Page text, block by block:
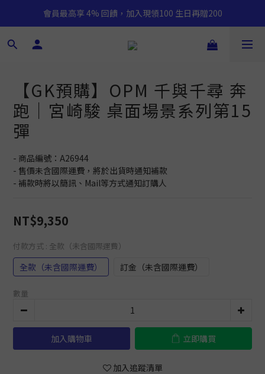
會員最高享 4% 回饋，加入現領100 生日再贈200
【GK預購】OPM 千與千尋 奔
跑｜宮崎駿 桌面場景系列第15
彈
- 商品編號：A26944
- 售價未含國際運費，將於出貨時通知補款
- 補款時將以簡訊、Mail等方式通知訂購人
NT$9,350
付款方式 : 全款（未含國際運費）
全款（未含國際運費） 訂金（未含國際運費）
數量
加入購物車 立即購買
加入追蹤清單